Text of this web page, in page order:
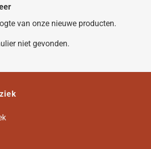
van onze nieuwe producten.
niet gevonden.